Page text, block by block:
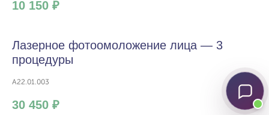
10 150 ₽
Лазерное фотоомоложение лица — 3
процедуры
A22.01.003
30 450 ₽